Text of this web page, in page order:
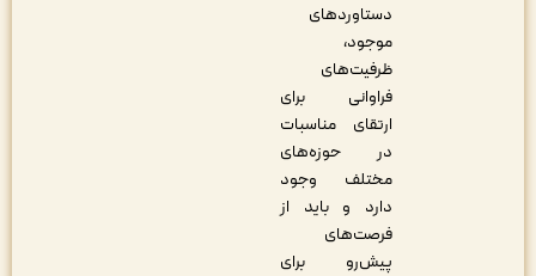
دستاوردهای
ظرفیت‌های
فراوانی برای
ارتقای مناسبات
در حوزه‌های
مختلف وجود
دارد و باید از
فرصت‌های
پیش‌رو برای